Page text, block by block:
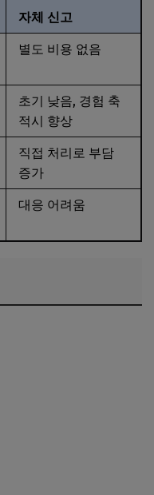
자체 신고
별도 비용 없음
초기 낮음, 경험 축
적시 향상
직접 처리로 부담
증가
대응 어려움